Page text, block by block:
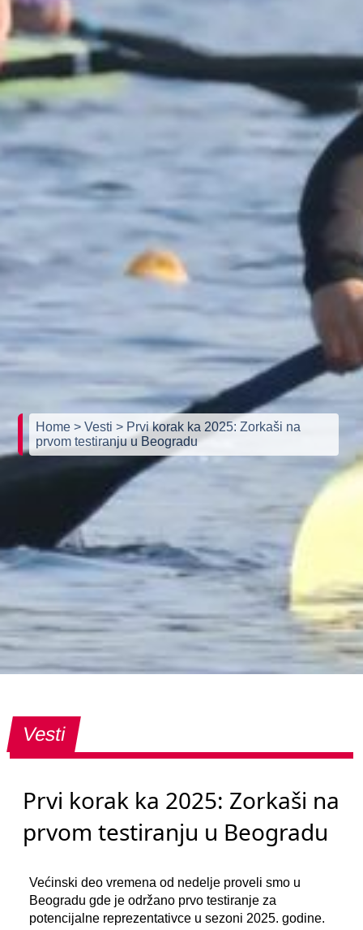
Home> Vesti> Prvi korak ka 2025: Zorkaši na
prvom testiranju u Beogradu
Vesti
Prvi korak ka 2025: Zorkaši na
prvom testiranju u Beogradu
Većinski deo vremena od nedelje proveli smo u
Beogradu gde je održano prvo testiranje za
potencijalne reprezentativce u sezoni 2025. godine.